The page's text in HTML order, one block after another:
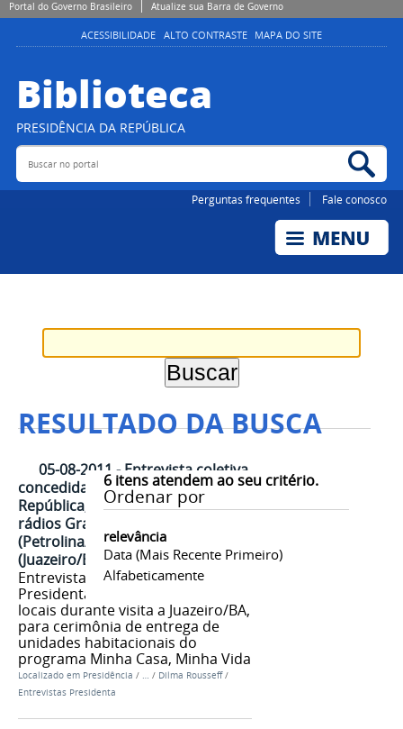
Portal do Governo Brasileiro Atualize sua Barra de Governo
ACESSIBILIDADE ALTO CONTRASTE MAPA DO SITE
Biblioteca
PRESIDÊNCIA DA REPÚBLICA
Buscar no portal
Perguntas frequentes Fale conosco
RESULTADO DA BUSCA
6itens atendem ao seu critério.
Ordenar por
relevância
Data (mais Recente Primeiro)
Alfabeticamente
05-08-2011 - Entrevista coletiva
concedida pela Presidenta da
República, Dilma Rousseff, às
rádios Grande Rio AM
(Petrolina/PE) e Juazeiro AM
(Juazeiro/BA)
Entrevista coletiva concedida pela
Presidenta Dilma para rádios
locais durante visita a Juazeiro/BA,
para cerimônia de entrega de
unidades habitacionais do
programa Minha Casa, Minha Vida
Localizado em Presidência / … / Dilma Rousseff /
Entrevistas Presidenta